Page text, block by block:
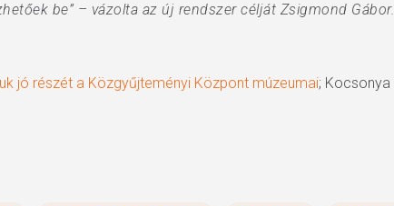
be” – vázolta az új rendszer célját Zsigmond
jó részét a Közgyűjteményi Központ múzeumai;